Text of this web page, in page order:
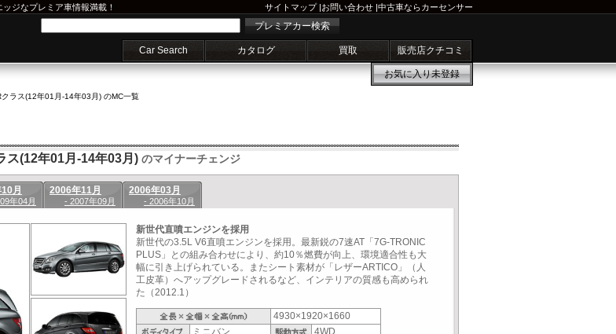
ッジなプレミア車情報満載！ サイトマップ|お問い合わせ |中古車ならカーセンサー
プレミアカー検索
Car Search カタログ 買取 販売店クチコミ
お気に入り未登録
クラス(12年01月-14年03月) のMC一覧
ス(12年01月-14年03月) のマイナーチェンジ
月
年04月
2006年11月
- 2007年09月
2006年03月
- 2006年10月
新世代直噴エンジンを採用
新世代の3.5L V6直噴エンジンを採用。最新鋭の7速AT「7G-TRONIC
PLUS」との組み合わせにより、約10％燃費が向上、環境適合性も大
幅に引き上げられている。またシート素材が「レザーARTICO」（人
工皮革）へアップグレードされるなど、インテリアの質感も高められ
た（2012.1）
4930×1920×1660
ミニバン
4WD